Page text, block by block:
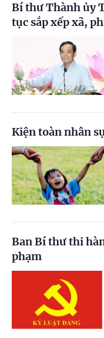
Bí thư Thành ủy
tục sắp xếp xã,
Kiện toàn nhân
Ban Bí thư thi
phạm